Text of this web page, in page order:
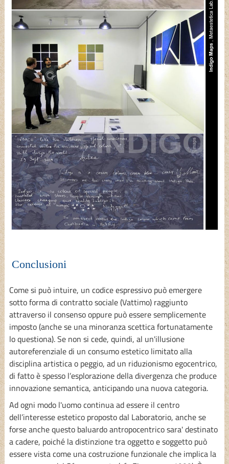
Conclusioni
Come si può intuire, un codice espressivo può emergere
sotto forma di contratto sociale (Vattimo) raggiunto
attraverso il consenso oppure può essere semplicemente
imposto (anche se una minoranza scettica fortunatamente
lo questiona). Se non si cede, quindi, al un'illusione
autoreferenziale di un consumo estetico limitato alla
disciplina artistica o peggio, ad un riduzionismo egocentrico,
di fatto è spesso l’esplorazione della divergenza che produce
innovazione semantica, anticipando una nuova categoria.
Ad ogni modo l'uomo continua ad essere il centro
dell’interesse estetico proposto dal Laboratorio, anche se
forse anche questo baluardo antropocentrico sara' destinato
a cadere, poiché la distinzione tra oggetto e soggetto può
essere vista come una costruzione funzionale che implica la